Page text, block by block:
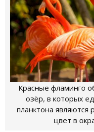
Красные фламинго
озёр, в которых
планктона являются
цвет в